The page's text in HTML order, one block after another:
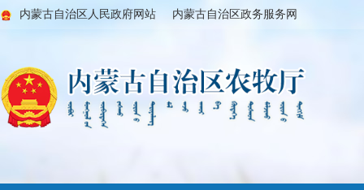
内蒙古自治区人民政府网站 内蒙古自治区政务服务网